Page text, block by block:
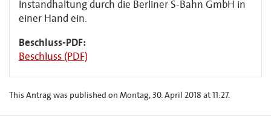
Instandhaltung durch die Berliner S-Bahn GmbH in
einer Hand ein.
Beschluss-PDF:
Beschluss (PDF)
This Antrag was published on Montag, 30. April 2018 at 11:27.